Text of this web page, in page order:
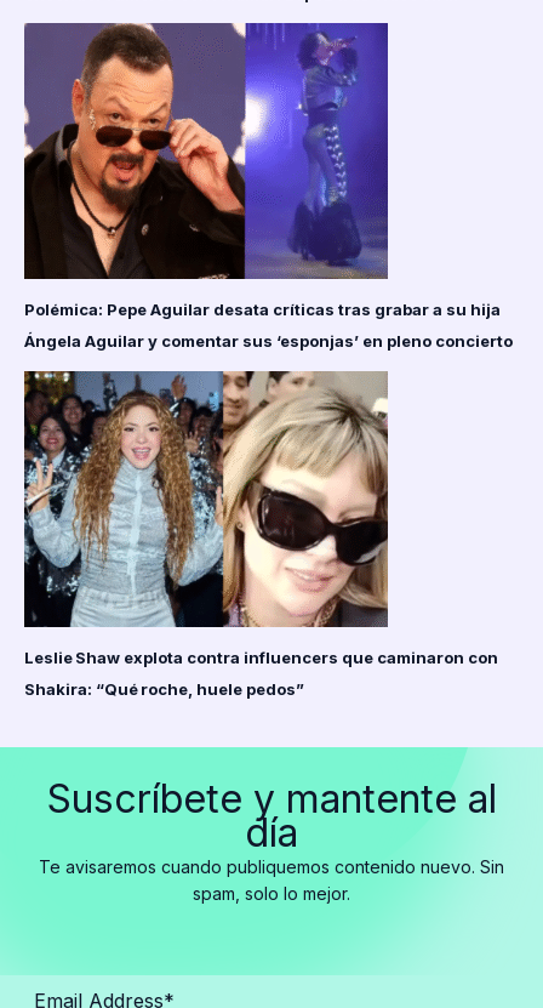
Polémica: Pepe Aguilar desata críticas tras grabar a su hija
Ángela Aguilar y comentar sus ‘esponjas’ en pleno concierto
Leslie Shaw explota contra influencers que caminaron con
Shakira: “Qué roche, huele pedos”
Suscríbete y mantente al
día
Te avisaremos cuando publiquemos contenido nuevo. Sin
spam, solo lo mejor.